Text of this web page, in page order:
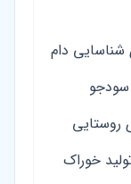
شناسایی دام
سودجو
روستایی
خوراک